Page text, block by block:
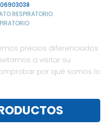
RESPIRATORIO
precios diferenciados
a visitar su
por qué somos lo